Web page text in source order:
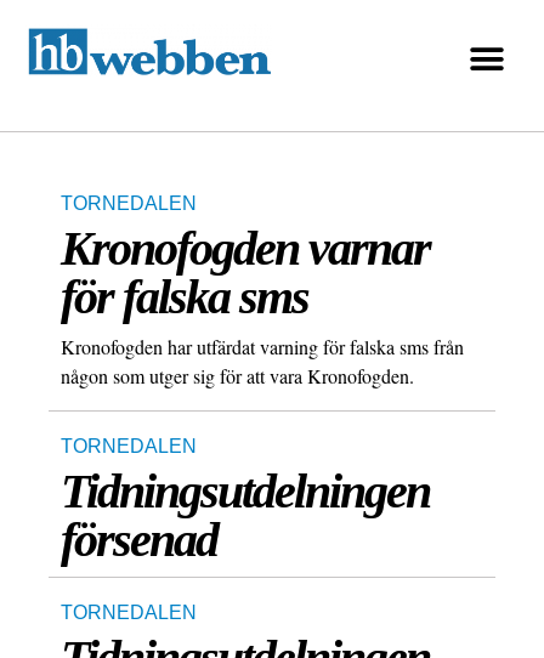
TORNEDALEN
Kronofogden varnar
för falska sms
Kronofogden har utfärdat varning för falska sms från
någon som utger sig för att vara Kronofogden.
TORNEDALEN
Tidningsutdelningen
försenad
TORNEDALEN